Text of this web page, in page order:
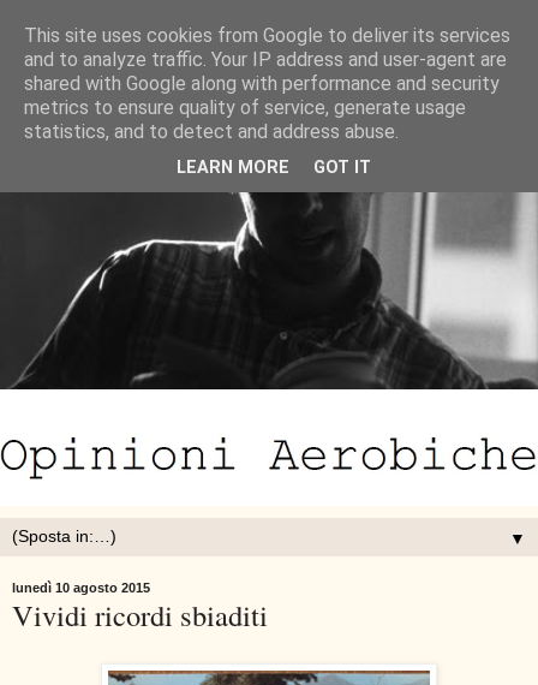
▼
lunedì 10 agosto 2015
Vividi ricordi sbiaditi
This site uses cookies from Google to deliver its services
and to analyze traffic. Your IP address and user-agent are
shared with Google along with performance and security
metrics to ensure quality of service, generate usage
statistics, and to detect and address abuse.
LEARN MORE GOT IT